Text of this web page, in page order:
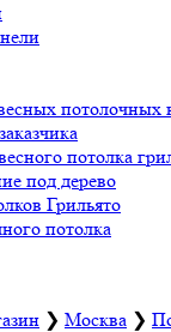
потолочных
потолка
под дерево
Грильято
потолка
❯ Москва ❯